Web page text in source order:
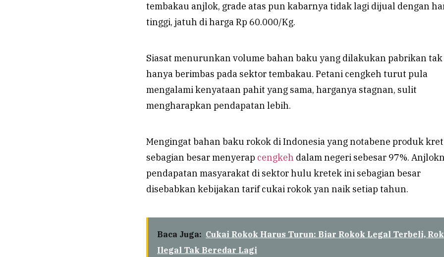
tembakau anjlok, grade atas pun kabarnya tidak lagi dijual dengan
tinggi, jatuh di harga Rp 60.000/Kg.
Siasat menurunkan volume bahan baku yang dilakukan pabrikan tak
hanya berimbas pada sektor tembakau. Petani cengkeh turut pula
mengalami kenyataan pahit yang sama, harganya stagnan, sulit
mengharapkan pendapatan lebih.
Mengingat bahan baku rokok di Indonesia yang notabene produk
sebagian besar menyerap cengkeh dalam negeri sebesar 97%.
pendapatan masyarakat di sektor hulu kretek ini sebagian besar
disebabkan kebijakan tarif cukai rokok yan naik setiap tahun.
Baca Juga: Cukai Rokok Harus Turun: Biar Rokok Legal Terbeli,
Ilegal Tak Beredar Lagi